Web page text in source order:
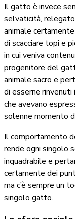
Il gatto è invece
selvaticità,
animale
di scacciare topi e
in cui veniva
progenitore del
animale sacro e
di esserne
che avevano
solenne momento
Il comportamento
rende ogni singolo
inquadrabile e
certamente dei
ma c’è sempre un
singolo gatto.